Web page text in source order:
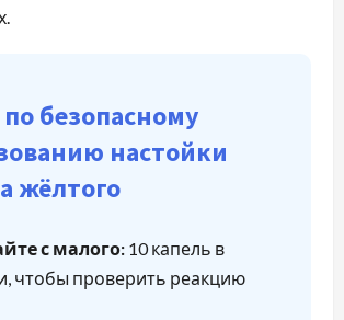
безопасному
настойки
жёлтого
с малого: 10 капель в
чтобы проверить реакцию